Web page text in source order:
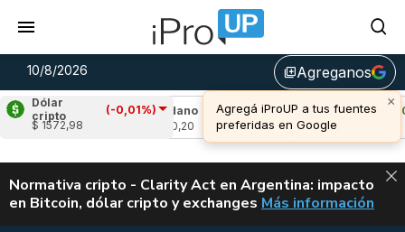
10/8/2026 library_addAgreganos
×
Agregá iProUP a tus fuentes
preferidas en Google
Dólar
cripto
(-0,01%)
$ 1572,98
Cardano
(-0,96%)
Avalanche
u$s 6,53
ALERTA
Normativa cripto - Clarity Act en Argentina: impacto
en Bitcoin, dólar cripto y exchanges CLARITY ACT EN
Más información